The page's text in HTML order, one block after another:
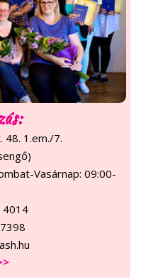
48. 1.em./7.
Vasárnap: 09:00-
4014